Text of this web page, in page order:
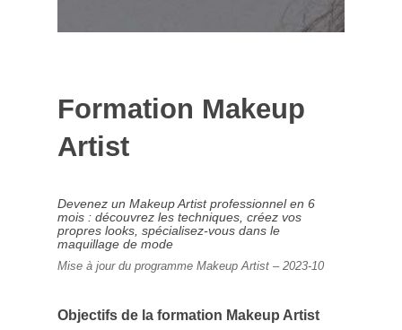
Formation Makeup
Artist
Devenez un Makeup Artist professionnel en 6
mois : découvrez les techniques, créez vos
propres looks, spécialisez-vous dans le
maquillage de mode
Mise à jour du programme Makeup Artist – 2023-10
Objectifs de la formation Makeup Artist